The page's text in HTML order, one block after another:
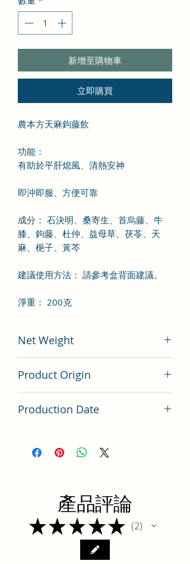
新增至購物車
立即購買
農本方天麻鉤藤飲
功能：
有助於平肝熄風、清熱安神
即沖即服、方便可靠
成分： 石決明、桑寄生、首烏藤、牛
膝、鉤藤、杜仲、益母草、茯苓、天
麻、梔子、黃芩
建議使用方法： 請參考盒背面建議。
淨重： 200克
Net Weight
Product Origin
Production Date
產品評論
★★★★★ 2
2